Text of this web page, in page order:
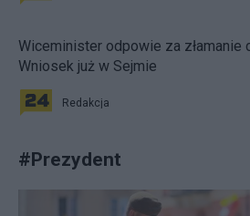
Wiceminister odpowie za złamanie
Wniosek już w Sejmie
Redakcja
#Prezydent